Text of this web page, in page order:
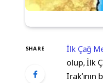
SHARE İlk Çağ
olup, İlk
Irak’ının